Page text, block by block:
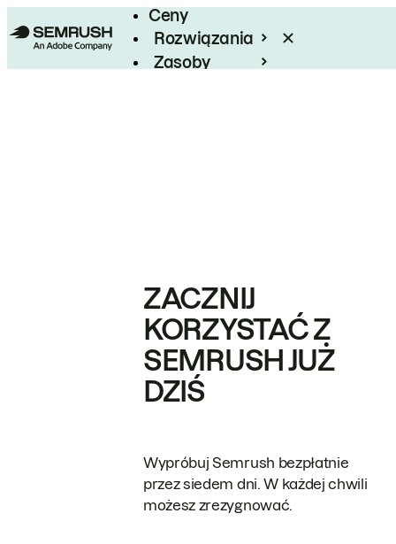
Ceny
Rozwiązania
Zasoby
ZACZNIJ
KORZYSTAĆ Z
SEMRUSH JUŻ
DZIŚ
Wypróbuj Semrush bezpłatnie
przez siedem dni. W każdej chwili
możesz zrezygnować.